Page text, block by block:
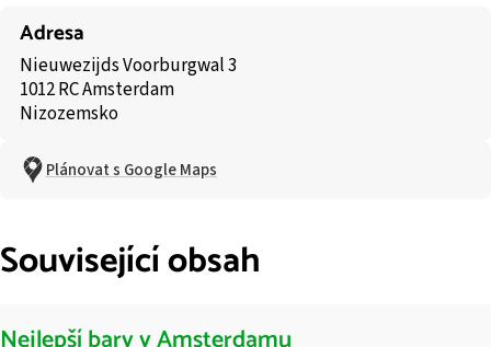
Adresa
Nieuwezijds Voorburgwal 3
1012 RC Amsterdam
Nizozemsko
Plánovat s Google Maps
Související obsah